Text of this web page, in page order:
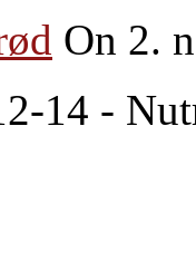
On 2.
14 -